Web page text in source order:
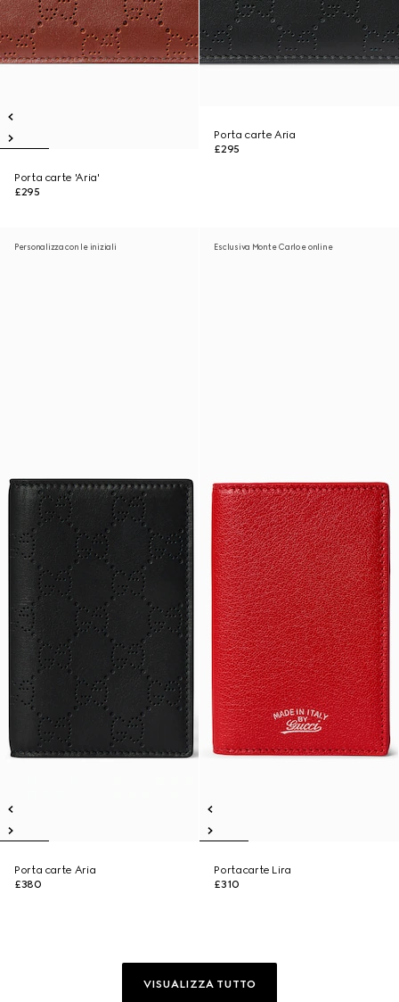
Porta carte 'Aria'
£295
Porta carte Aria
£295
Personalizza con le iniziali
Porta carte Aria
£380
Esclusiva Monte Carlo e online
Portacarte Lira
£310
VISUALIZZA TUTTO